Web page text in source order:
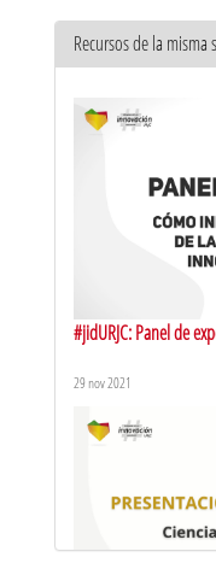
Recursos de la misma
#jidURJC: Panel de
29 nov 2021